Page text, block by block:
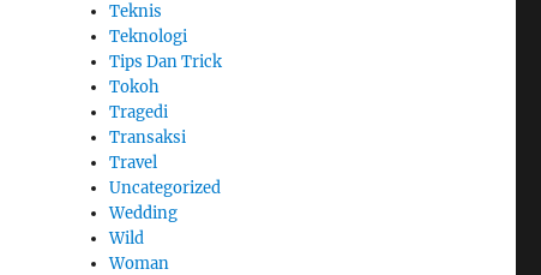
Teknis
Teknologi
Tips Dan Trick
Tokoh
Tragedi
Transaksi
Travel
Uncategorized
Wedding
Wild
Woman